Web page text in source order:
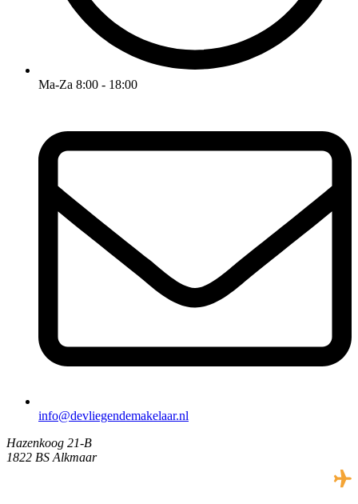
Ma-Za 8:00 - 18:00
info@devliegendemakelaar.nl
Hazenkoog 21-B
1822 BS Alkmaar